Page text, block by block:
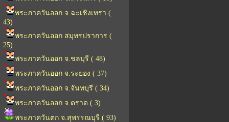
พระภาควันออก จ.ฉะเชิงเทรา (
43)
พระภาควันออก สมุทรปราการ (
25)
พระภาควันออก จ.ชลบุรี ( 48)
พระภาควันออก จ.ระยอง ( 37)
พระภาควันออก จ.จันทบุรี ( 34)
พระภาควันออก จ.ตราด ( 3)
พระภาควันตก จ.สุพรรณบุรี ( 93)